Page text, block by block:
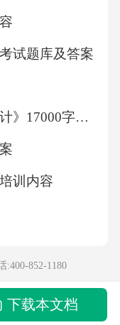
试题库及答案
【《中厚板矫直机结构设计》17000字（论文）】
训内容
:400-852-1180
下载本文档